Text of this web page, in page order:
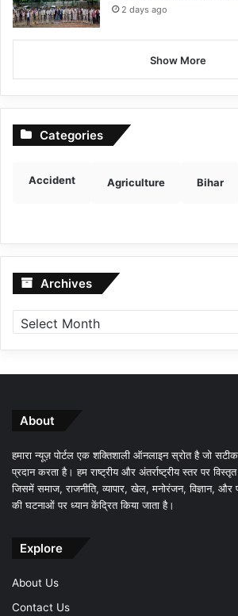
2 days ago
Show More
Categories
Accident Agriculture Bihar
Archives Archives
About
हमारा न्यूज़ पोर्टल एक शक्तिशाली ऑनलाइन स्रोत है जो
प्रदान करता है। हम राष्ट्रीय और अंतर्राष्ट्रीय स्तर पर
जिसमें समाज, राजनीति, व्यापार, खेल, मनोरंजन, विज्ञान, और
की घटनाओं पर ध्यान केंद्रित किया जाता है।
Explore
About Us
Contact Us